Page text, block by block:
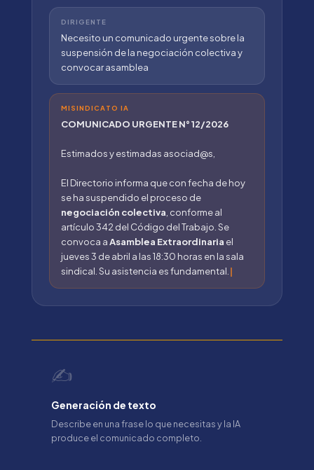
DIRIGENTE
Necesito un comunicado urgente sobre la
suspensión de la negociación colectiva y
convocar asamblea
MISINDICATO IA
COMUNICADO URGENTE N° 12/2026
Estimados y estimadas asociad@s,
El Directorio informa que con fecha de hoy
se ha suspendido el proceso de
negociación colectiva , conforme al
artículo 342 del Código del Trabajo. Se
convoca aAsamblea Extraordinaria el
jueves 3 de abril a las 18:30 horas en la sala
sindical. Su asistencia es fundamental.
✍️
Generación de texto
Describe en una frase lo que necesitas y la IA
produce el comunicado completo.